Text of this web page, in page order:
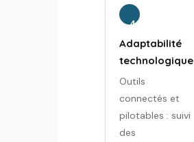
4
Adaptabilité
technologique
Outils
connectés et
pilotables : suivi
des